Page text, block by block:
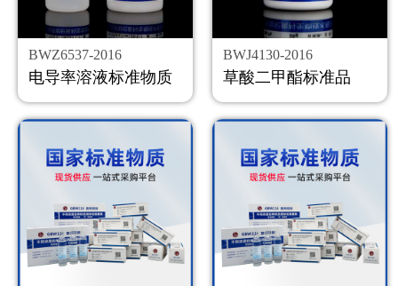
BWZ6537-2016
电导率溶液标准物质
BWJ4130-2016
草酸二甲酯标准品
会员中心
联系我们
返回主页